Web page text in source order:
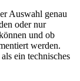
Auswahl genau
oder nur
und ob
werden.
ein technisches